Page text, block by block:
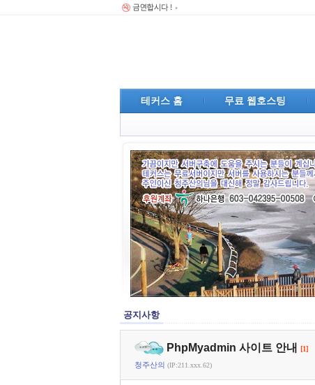
테커스 홈 무료 웹호스팅
공지사항
PhpMyadmin 사이트 안내 [1]
청주산의 (IP:211.xxx.62)